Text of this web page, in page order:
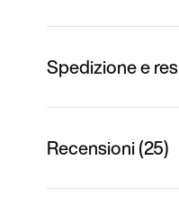
Spedizione e
Recensioni (25)